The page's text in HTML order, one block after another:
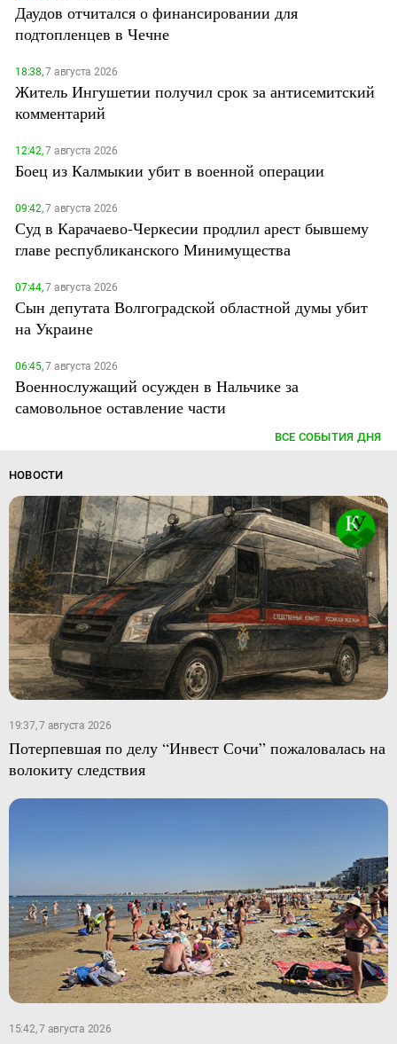
Даудов отчитался о финансировании для
подтопленцев в Чечне
18:38,7 августа 2026
Житель Ингушетии получил срок за антисемитский
комментарий
12:42,7 августа 2026
Боец из Калмыкии убит в военной операции
09:42,7 августа 2026
Суд в Карачаево-Черкесии продлил арест бывшему
главе республиканского Минимущества
07:44,7 августа 2026
Сын депутата Волгоградской областной думы убит
на Украине
06:45,7 августа 2026
Военнослужащий осужден в Нальчике за
самовольное оставление части
ВСЕ СОБЫТИЯ ДНЯ
НОВОСТИ
19:37, 7 августа 2026
Потерпевшая по делу “Инвест Сочи” пожаловалась на
волокиту следствия
15:42, 7 августа 2026